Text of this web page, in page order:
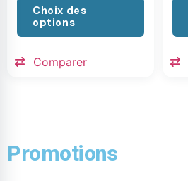
Choix des
options
Comparer
Promotions